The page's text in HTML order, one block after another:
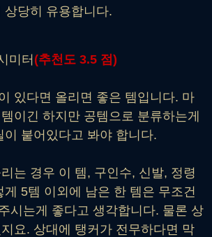
상당히 유용합니다.
미터 (추천도 3.5 점)
있다면 올리면 좋은 템입니다. 마
이긴 하지만 공템으로 분류하는게
이 붙어있다고 봐야 합니다.
는 경우 이 템, 구인수, 신발, 정령
게 5템 이외에 남은 한 템은 무조건
시는게 좋다고 생각합니다. 물론 상
요. 상대에 탱커가 전무하다면 막